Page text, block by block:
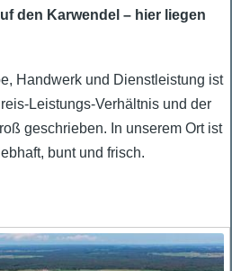
den Karwendel – hier liegen
Handwerk und Dienstleistung ist
Leistungs-Verhältnis und der
geschrieben. In unserem Ort ist
bunt und frisch.